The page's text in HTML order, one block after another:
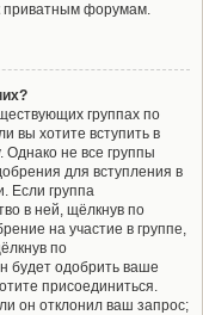
приватным форумам.
группах по
вы хотите вступить в
Однако не все группы
для вступления в
Если группа
в ней, щёлкнув по
на участие в группе,
по
будет одобрить ваше
присоединиться.
он отклонил ваш запрос;